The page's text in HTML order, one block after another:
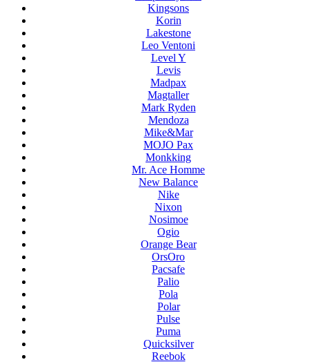
Kingsons
Korin
Lakestone
Leo Ventoni
Level Y
Levis
Madpax
Magtaller
Mark Ryden
Mendoza
Mike&Mar
MOJO Pax
Monkking
Mr. Ace Homme
New Balance
Nike
Nixon
Nosimoe
Ogio
Orange Bear
OrsOro
Pacsafe
Palio
Pola
Polar
Pulse
Puma
Quicksilver
Reebok